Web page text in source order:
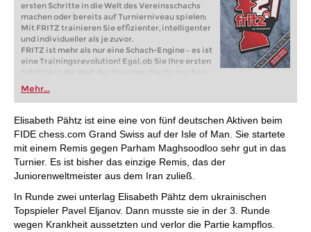
ersten Schritte in die Welt des Vereinsschachs
machen oder bereits auf Turnierniveau spielen:
Mit FRITZ trainieren Sie effizienter, intelligenter
und individueller als je zuvor.
FRITZ ist mehr als nur eine Schach-Engine – es ist
eine Trainingsrevolution! Egal, ob Sie Ihre ersten
Schritte in die Welt des Vereinsschachs machen
oder bereits auf Turnierniveau spielen: Mit
FRITZ trainieren Sie effizienter, intelligenter und
individueller als je zuvor.
Mehr...
Elisabeth Pähtz ist eine eine von fünf deutschen Aktiven beim
FIDE chess.com Grand Swiss auf der Isle of Man. Sie startete
mit einem Remis gegen Parham Maghsoodloo sehr gut in das
Turnier. Es ist bisher das einzige Remis, das der
Juniorenweltmeister aus dem Iran zuließ.
In Runde zwei unterlag Elisabeth Pähtz dem ukrainischen
Topspieler Pavel Eljanov. Dann musste sie in der 3. Runde
wegen Krankheit aussetzten und verlor die Partie kampflos.